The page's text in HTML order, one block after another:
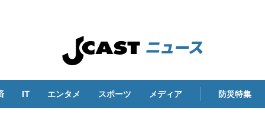
IT エンタメ スポーツ メディア 防災特集